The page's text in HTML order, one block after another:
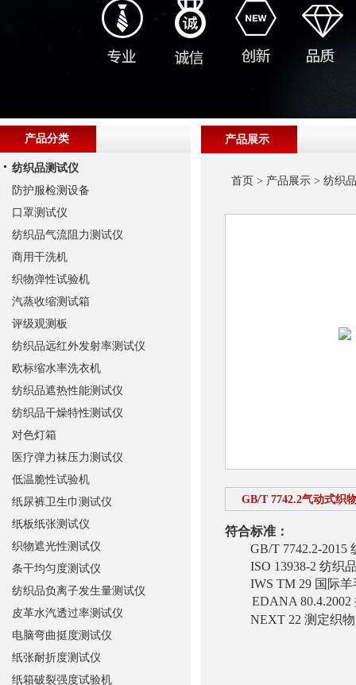
产品展示
首页 > 产品展示> 纺织
GB/T 7742.2气动式织
符合标准：
GB/T 7742.2-2015
ISO 13938-2 纺织品
IWS TM 29 国际羊
EDANA
NEXT 22 测定织物
产品分类
纺织品测试仪
防护服检测设备
口罩测试仪
纺织品气流阻力测试仪
商用干洗机
织物弹性试验机
汽蒸收缩测试箱
评级观测板
纺织品远红外发射率测试仪
欧标缩水率洗衣机
纺织品遮热性能测试仪
纺织品干燥特性测试仪
对色灯箱
医疗弹力袜压力测试仪
低温脆性试验机
纸尿裤卫生巾测试仪
纸板纸张测试仪
织物遮光性测试仪
条干均匀度测试仪
纺织品负离子发生量测试仪
皮革水汽透过率测试仪
电脑弯曲挺度测试仪
纸张耐折度测试仪
纸箱破裂强度试验机